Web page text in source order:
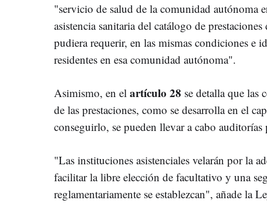
"servicio de salud de la comunidad autónoma
asistencia sanitaria del catálogo de
pudiera requerir, en las mismas condiciones e
residentes en esa comunidad autónoma".
Asimismo, en el artículo 28 se detalla que las
de las prestaciones, como se desarrolla en el
conseguirlo, se pueden llevar a cabo
"Las instituciones asistenciales velarán por la
facilitar la libre elección de facultativo y una
reglamentariamente se establezcan", añade la